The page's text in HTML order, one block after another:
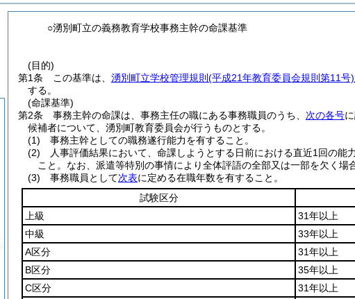
○湧別町立の義務教育学校事務主幹の命課基準
(目的)
第1条
この基準は、 湧別町立学校管理規則 (平成21年教育委員会規則第11号)
する。
(命課基準)
第2条
事務主幹の命課は、事務主任の職にある事務職員のうち、 次の各号
候補者について、湧別町教育委員会が行うものとする。
(1)
事務主幹としての職務遂行能力を有すること。
(2)
人事評価結果において、命課しようとする日前における直近1回の
こと。 なお、派遣等特別の事情により全体評語の全部又は一部を欠く場
(3)
事務職員として次表に定める在職年数を有すること。
試験区分
上級
31年以上
中級
33年以上
A区分
31年以上
B区分
35年以上
C区分
31年以上